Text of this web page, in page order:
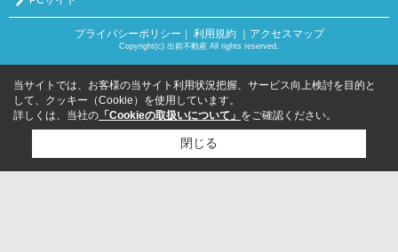
プライバシーポリシー ｜ 利用規約 ｜アクセスマップ
Copyright(c) 出前不動産 All rights reserved.
当サイトでは、お客様の当サイト利用状況把握、サービス向上検討を目的と
して、クッキー（Cookie）を使用しています。
詳しくは、当社の 「Cookieの取扱いについて」 をご確認ください。
閉じる